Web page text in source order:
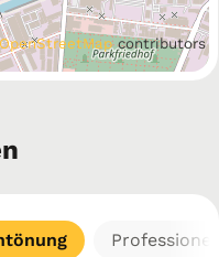
OpenStreetMapcontributors